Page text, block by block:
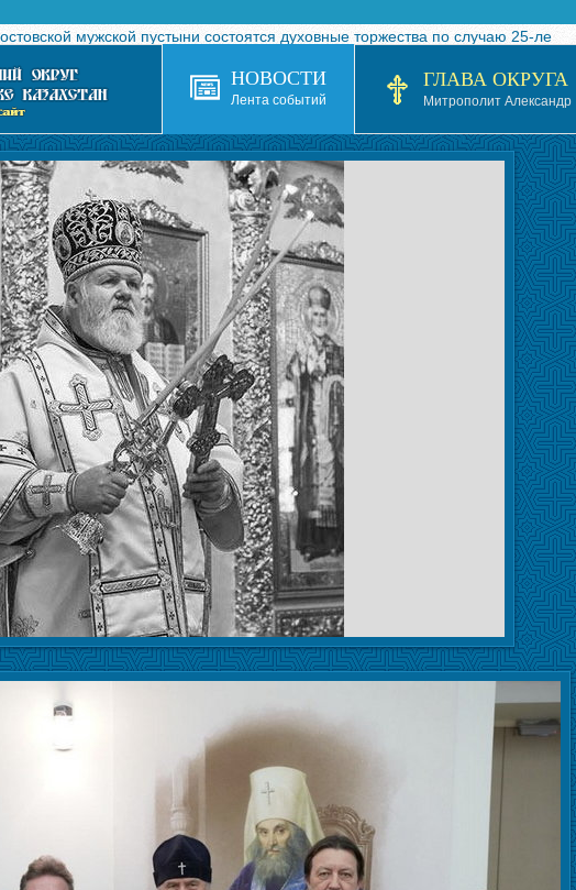
мужской пустыни состоятся духовные торжества по случаю 25-ле
Международного турнира по волейболу, посвященного 25-летию обр
«Свет Православия в Казахстане»
Алма-Атинской епархией Русской Православной Церкви в 1927–19
объявляет прием документов на 2026-2027 учебный год
НОВОСТИ
Лента событий
ГЛАВА ОКРУГА
Митрополит Александр